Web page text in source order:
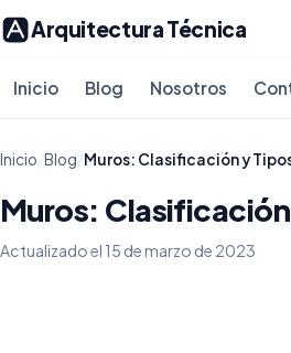
Arquitectura Técnica
Inicio Blog Nosotros
Inicio/Blog/Muros: Clasificación y
Muros:
Actualizado el 15 de marzo de 2023